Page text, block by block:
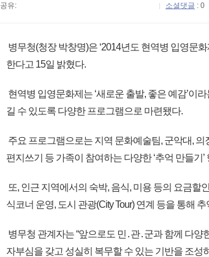
공유:
소셜댓글 : 0
병무청(청장 박창명)은 ‘2014년도 현역병 입영문
한다고 15일 밝혔다.
현역병 입영문화제는 ‘새로운 출발, 좋은 예감’이
길 수 있도록 다양한 프로그램으로 마련됐다.
주요 프로그램으로는 지역 문화예술팀, 군악대,
편지쓰기 등 가족이 참여하는 다양한 ‘추억 만들기
또, 인근 지역에서의 숙박, 음식, 미용 등의 요금할
식코너 운영, 도시 관광(City Tour) 연계 등을 통해
병무청 관계자는 “앞으로도 민․관․군과 함께 다
자부심을 갖고 성실히 복무할 수 있는 기반을 조성